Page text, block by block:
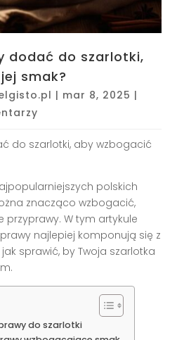
dodać do szarlotki,
smak?
| mar 8, 2025 |
do szarlotki, aby wzbogacić
polskich
znacząco wzbogacić,
W tym artykule
najlepiej komponują się z
sprawić, by Twoja szarlotka
do szarlotki